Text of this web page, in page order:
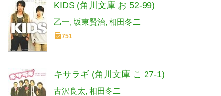
KIDS (角川文庫 お 52-99)
乙一 坂東賢治 相田冬二
751
キサラギ (角川文庫 こ 27-1)
古沢良太 相田冬二